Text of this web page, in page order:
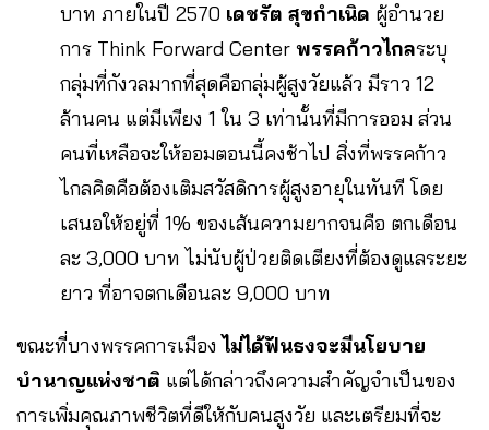
บาท ภายในปี 2570 เดชรัต สุขกำเนิด ผู้อำนวย
การ Think Forward Center พรรคก้าวไกลระบุ
กลุ่มที่กังวลมากที่สุดคือกลุ่มผู้สูงวัยแล้ว มีราว 12
ล้านคน แต่มีเพียง 1 ใน 3 เท่านั้นที่มีการออม ส่วน
คนที่เหลือจะให้ออมตอนนี้คงช้าไป สิ่งที่พรรคก้าว
ไกลคิดคือต้องเติมสวัสดิการผู้สูงอายุในทันที โดย
เสนอให้อยู่ที่ 1% ของเส้นความยากจนคือ ตกเดือน
ละ 3,000 บาท ไม่นับผู้ป่วยติดเตียงที่ต้องดูแลระยะ
ยาว ที่อาจตกเดือนละ 9,000 บาท
ขณะที่บางพรรคการเมืองไม่ได้ฟันธงจะมีนโยบาย
บำนาญแห่งชาติ แต่ได้กล่าวถึงความสำคัญจำเป็นของ
การเพิ่มคุณภาพชีวิตที่ดีให้กับคนสูงวัย และเตรียมที่จะ